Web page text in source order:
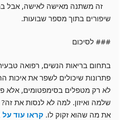
זה משתנה מאישה לאישה, אבל
שיפורים בתוך מספר שבועות.
### לסיכום
בתחום בריאות הנשים, רפואה
פתרונות שיכולים לשפר את איכות
לא רק מטפלים בסימפטומים, אלא
שלמה ואיזון. למה לא לנסות את זה?
את מה שהוא זקוק לו. קראו עוד